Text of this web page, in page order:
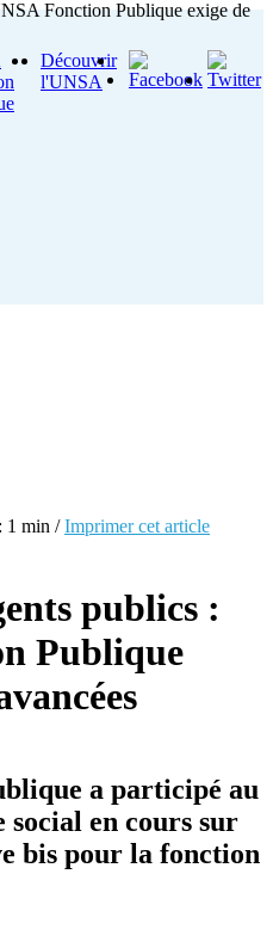
Découvrir
l'UNSA
1 min /Imprimer cet article
publics :
Publique
a participé au
social en cours sur
bis pour la fonction